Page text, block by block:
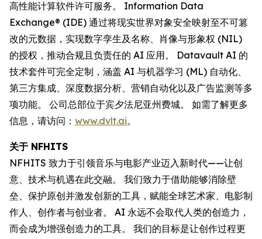
高性能计算软件许可服务。 Information Data
Exchange® (IDE) 通过将现实世界对象安全映射至不可篡
改的元数据，实现数字孪生及名称、肖像与形象权 (NIL)
的授权，推动合规且负责任的 AI 应用。 Datavault AI 的
技术套件可完全定制，涵盖 AI 与机器学习 (ML) 自动化、
第三方集成、深度数据分析、营销自动化以及广告监测等多
项功能。 公司总部位于宾夕法尼亚州费城。 如需了解更多
信息，请访问： www.dvlt.ai。
关于 NFHITS
NFHITS 致力于引领音乐与电影产业迈入新时代——让创
意、技术与机遇在此交融。 我们致力于借助能够消除壁
垒、保护原创并激发创新的工具，赋能全球艺术家、电影制
作人、创作者与创业者。 AI 永远不会取代人类的创造力，
而会成为增强创造力的工具。 我们的目标是让创作过程更